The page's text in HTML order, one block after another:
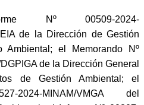
Nº 00509-2024-
de la Dirección de Gestión
Ambiental; el Memorando Nº
de la Dirección General
de Gestión Ambiental; el
2024-MINAM/VMGA del